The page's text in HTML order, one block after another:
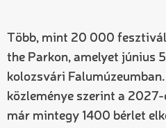
Több, mint 20 000
the Parkon, amelyet június
kolozsvári
közleménye szerint a
már mintegy 1400 bérlet